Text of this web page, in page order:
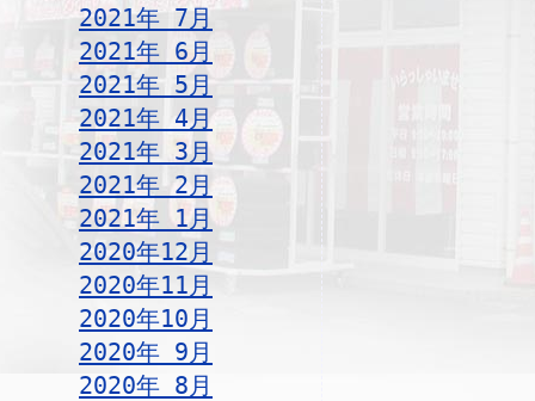
2021年 7月
2021年 6月
2021年 5月
2021年 4月
2021年 3月
2021年 2月
2021年 1月
2020年12月
2020年11月
2020年10月
2020年 9月
2020年 8月